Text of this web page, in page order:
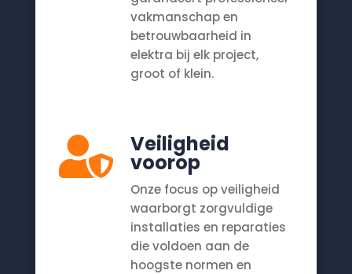
vakmanschap en
betrouwbaarheid in
elektra bij elk project,
groot of klein.
 Veiligheid
voorop
Onze focus op veiligheid
waarborgt zorgvuldige
installaties en reparaties
die voldoen aan de
hoogste normen en